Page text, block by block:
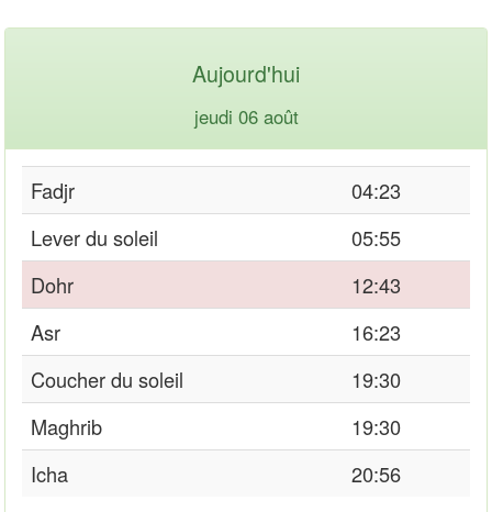
Aujourd'hui
jeudi 06 août
Fadjr
04:23
Lever du soleil
05:55
Dohr
12:43
Asr
16:23
Coucher du soleil
19:30
Maghrib
19:30
Icha
20:56